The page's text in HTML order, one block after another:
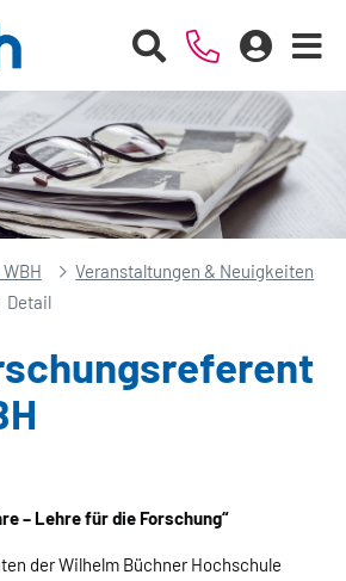
Veranstaltungen & Neuigkeiten
Detail
– Lehre für die Forschung“
der Wilhelm Büchner Hochschule